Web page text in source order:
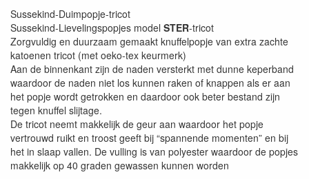
Sussekind-Duimpopje-tricot
Sussekind-Lievelingspopjes model STER-tricot
Zorgvuldig en duurzaam gemaakt knuffelpopje van extra zachte
katoenen tricot (met oeko-tex keurmerk)
Aan de binnenkant zijn de naden versterkt met dunne keperband
waardoor de naden niet los kunnen raken of knappen als er aan
het popje wordt getrokken en daardoor ook beter bestand zijn
tegen knuffel slijtage.
De tricot neemt makkelijk de geur aan waardoor het popje
vertrouwd ruikt en troost geeft bij “spannende momenten” en bij
het in slaap vallen. De vulling is van polyester waardoor de popjes
makkelijk op 40 graden gewassen kunnen worden